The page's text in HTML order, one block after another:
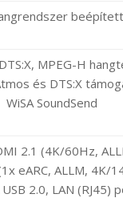
MPEG-H
és DTS:X
WiSA SoundSend
2.1 (4K/60Hz,
eARC, ALLM, 4K/
USB 2.0, LAN (RJ45)